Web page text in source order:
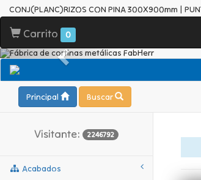
CONJ(PLANC)RIZOS CON PINA 300X900mm |
Carrito 0
Principal Buscar
Visitante: 2246792
Acabados